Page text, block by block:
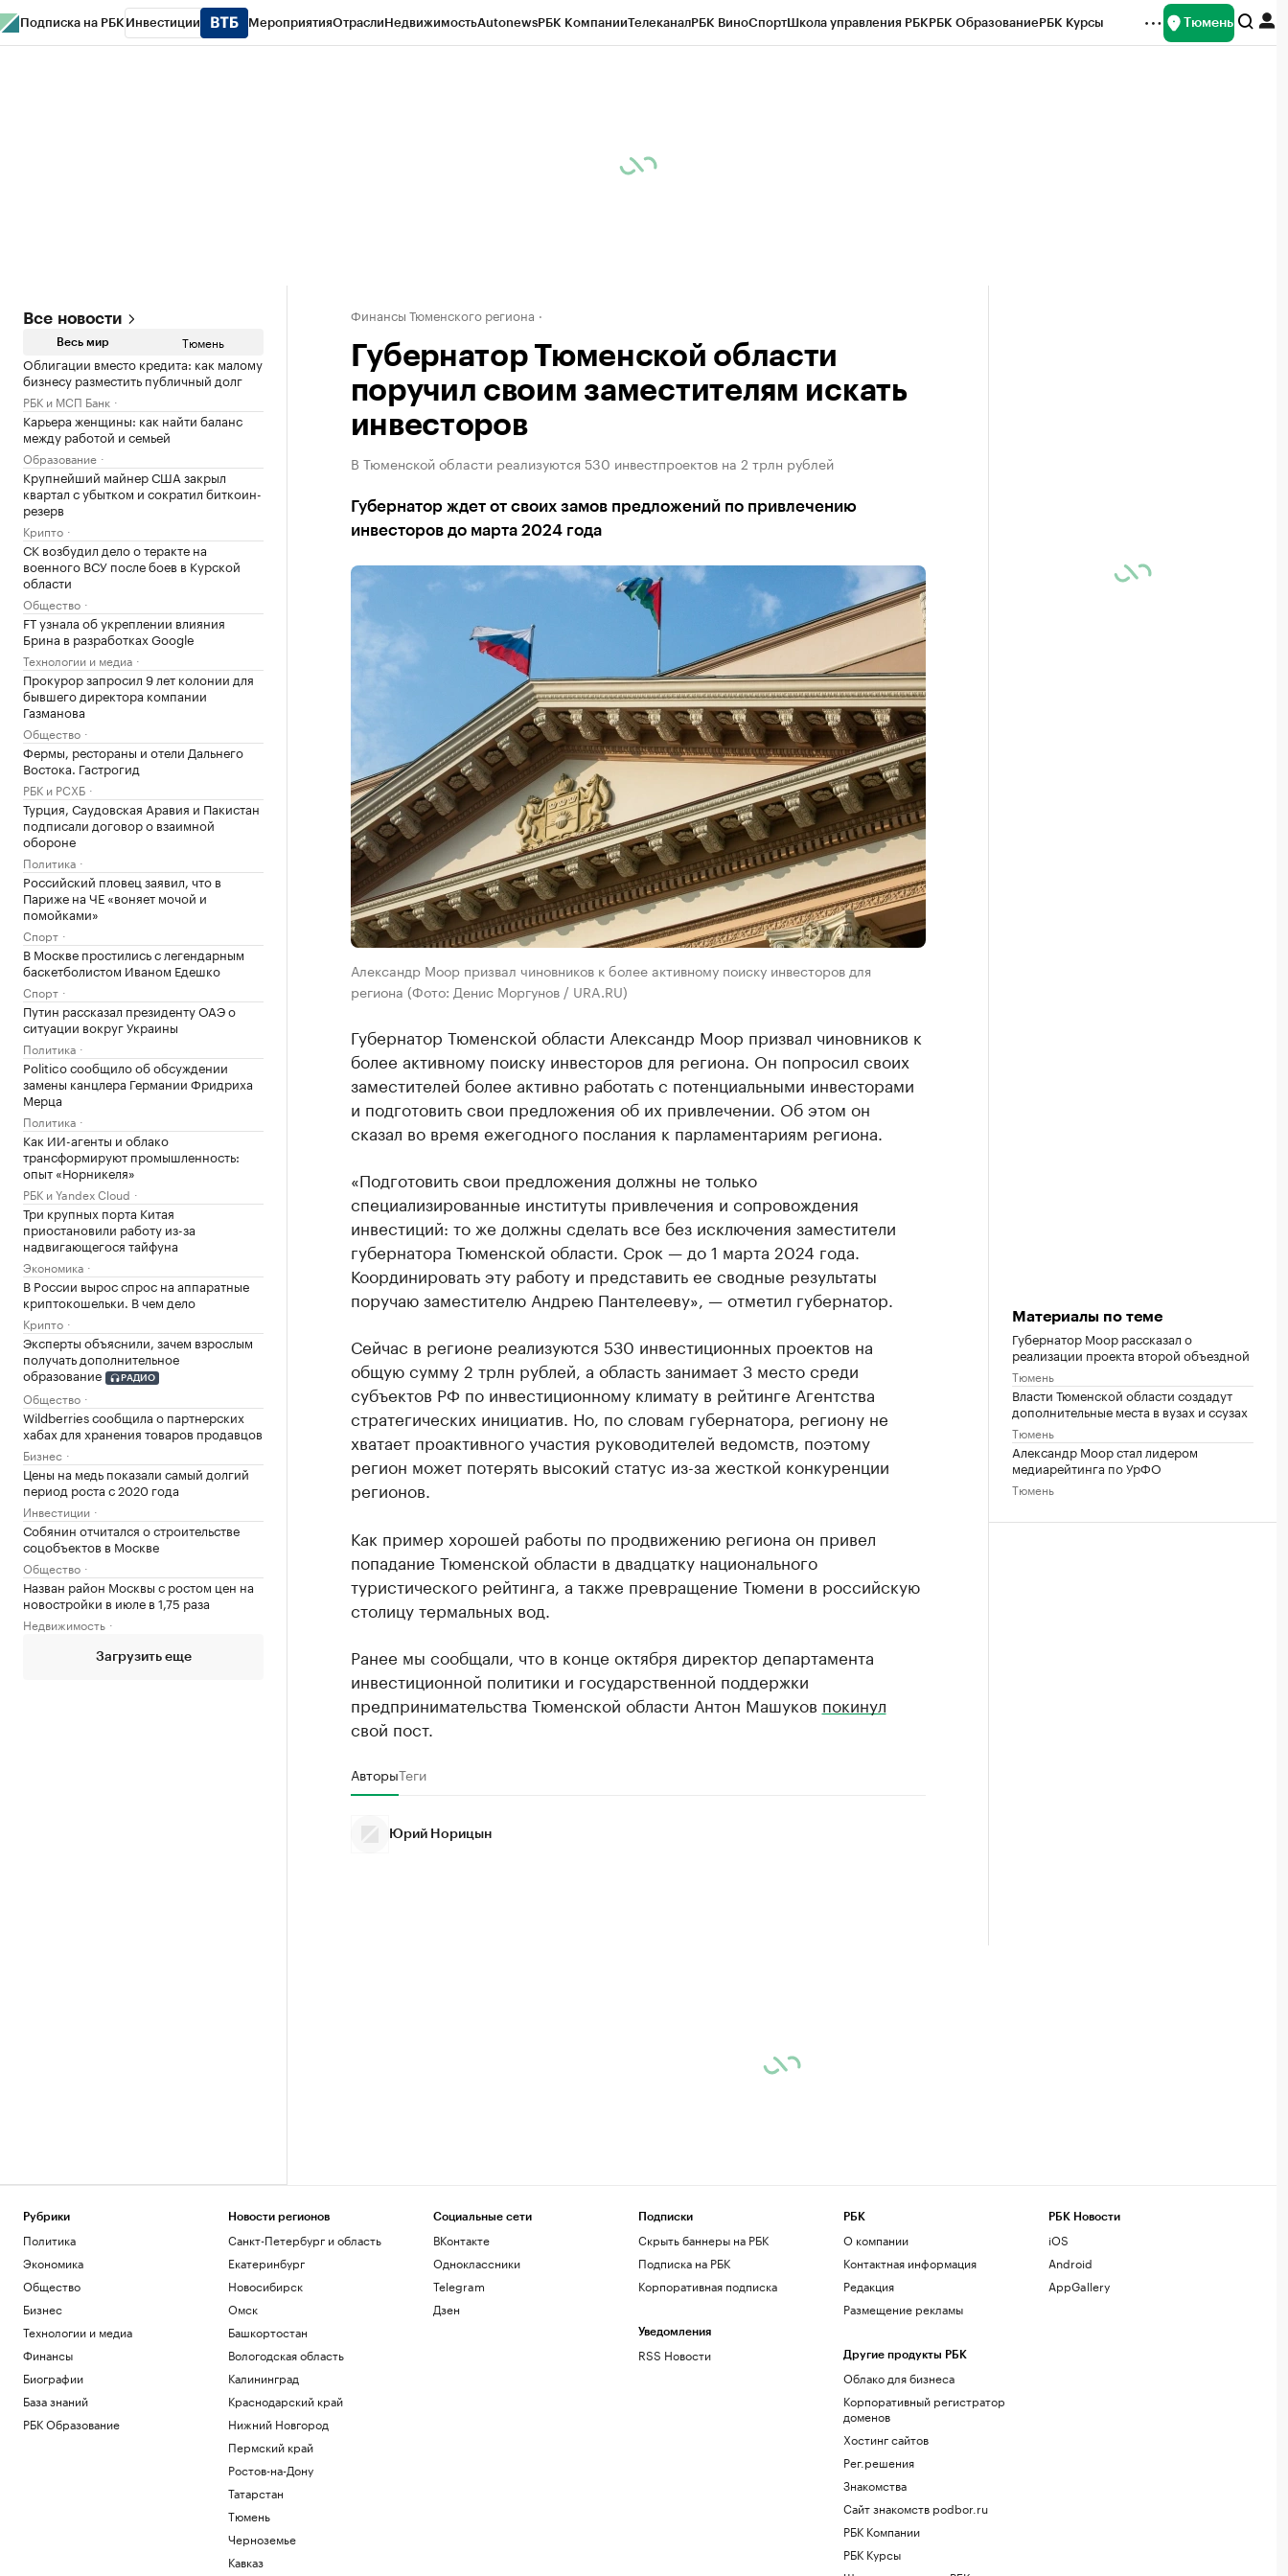
Подписка на РБК Инвестиции МероприятияОтраслиНедвижимостьAutonewsРБК КомпанииТелеканалРБК ВиноСпортШкола управления РБКРБК ОбразованиеРБК Курсы Тюмень
Все новости
Весь мир Тюмень
Облигации вместо кредита: как малому
бизнесу разместить публичный долг
РБК и МСП Банк
Карьера женщины: как найти баланс
между работой и семьей
Образование
Крупнейший майнер США закрыл
квартал с убытком и сократил биткоин-
резерв
Крипто
СК возбудил дело о теракте на
военного ВСУ после боев в Курской
области
Общество
FT узнала об укреплении влияния
Брина в разработках Google
Технологии и медиа
Прокурор запросил 9 лет колонии для
бывшего директора компании
Газманова
Общество
Фермы, рестораны и отели Дальнего
Востока. Гастрогид
РБК и РСХБ
Турция, Саудовская Аравия и Пакистан
подписали договор о взаимной
обороне
Политика
Российский пловец заявил, что в
Париже на ЧЕ «воняет мочой и
помойками»
Спорт
В Москве простились с легендарным
баскетболистом Иваном Едешко
Спорт
Путин рассказал президенту ОАЭ о
ситуации вокруг Украины
Политика
Politico сообщило об обсуждении
замены канцлера Германии Фридриха
Мерца
Политика
Как ИИ-агенты и облако
трансформируют промышленность:
опыт «Норникеля»
РБК и Yandex Cloud
Три крупных порта Китая
приостановили работу из-за
надвигающегося тайфуна
Экономика
В России вырос спрос на аппаратные
криптокошельки. В чем дело
Крипто
Эксперты объяснили, зачем взрослым
получать дополнительное
образование
РАДИО
Общество
Wildberries сообщила о партнерских
хабах для хранения товаров продавцов
Бизнес
Цены на медь показали самый долгий
период роста с 2020 года
Инвестиции
Собянин отчитался о строительстве
соцобъектов в Москве
Общество
Назван район Москвы с ростом цен на
новостройки в июле в 1,75 раза
Недвижимость
Загрузить еще
Финансы Тюменского региона
Губернатор Тюменской области
поручил своим заместителям искать
инвесторов
В Тюменской области реализуются 530 инвестпроектов на 2 трлн рублей
Губернатор ждет от своих замов предложений по привлечению
инвесторов до марта 2024 года
Александр Моор призвал чиновников к более активному поиску инвесторов для
региона (Фото: Денис Моргунов / URA.RU)
Губернатор Тюменской области Александр Моор призвал чиновников к
более активному поиску инвесторов для региона. Он попросил своих
заместителей более активно работать с потенциальными инвесторами
и подготовить свои предложения об их привлечении. Об этом он
сказал во время ежегодного послания к парламентариям региона.
«Подготовить свои предложения должны не только
специализированные институты привлечения и сопровождения
инвестиций: то же должны сделать все без исключения заместители
губернатора Тюменской области. Срок — до 1 марта 2024 года.
Координировать эту работу и представить ее сводные результаты
поручаю заместителю Андрею Пантелееву», — отметил губернатор.
Сейчас в регионе реализуются 530 инвестиционных проектов на
общую сумму 2 трлн рублей, а область занимает 3 место среди
субъектов РФ по инвестиционному климату в рейтинге Агентства
стратегических инициатив. Но, по словам губернатора, региону не
хватает проактивного участия руководителей ведомств, поэтому
регион может потерять высокий статус из-за жесткой конкуренции
регионов.
Как пример хорошей работы по продвижению региона он привел
попадание Тюменской области в двадцатку национального
туристического рейтинга, а также превращение Тюмени в российскую
столицу термальных вод.
Ранее мы сообщали, что в конце октября директор департамента
инвестиционной политики и государственной поддержки
предпринимательства Тюменской области Антон Машуков покинул
свой пост.
АвторыТеги
Юрий Норицын
Материалы по теме
Губернатор Моор рассказал о
реализации проекта второй объездной
Тюмень
Власти Тюменской области создадут
дополнительные места в вузах и ссузах
Тюмень
Александр Моор стал лидером
медиарейтинга по УрФО
Тюмень
Рубрики
Политика
Экономика
Общество
Бизнес
Технологии и медиа
Финансы
Биографии
База знаний
РБК Образование
Новости регионов
Санкт-Петербург и область
Екатеринбург
Новосибирск
Омск
Башкортостан
Вологодская область
Калининград
Краснодарский край
Нижний Новгород
Пермский край
Ростов-на-Дону
Татарстан
Тюмень
Черноземье
Кавказ
Социальные сети
ВКонтакте
Одноклассники
Telegram
Дзен
Подписки
Скрыть баннеры на РБК
Подписка на РБК
Корпоративная подписка
Уведомления
RSS Новости
РБК
О компании
Контактная информация
Редакция
Размещение рекламы
Другие продукты РБК
Облако для бизнеса
Корпоративный регистратор
доменов
Хостинг сайтов
Рег.решения
Знакомства
Сайт знакомств podbor.ru
РБК Компании
РБК Курсы
РБК Новости
iOS
Android
AppGallery